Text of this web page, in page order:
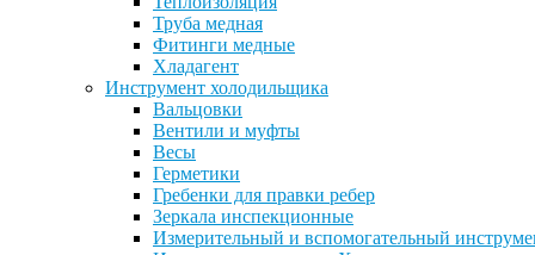
Труба медная
Фитинги медные
Хладагент
Инструмент холодильщика
Вальцовки
Вентили и муфты
Весы
Герметики
Гребенки для правки ребер
Зеркала инспекционные
Измерительный и вспомогательный